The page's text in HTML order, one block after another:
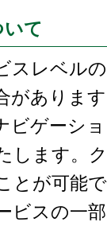
いて
レベル
がありま
ゲーシ
します。
が可能
ビスの一